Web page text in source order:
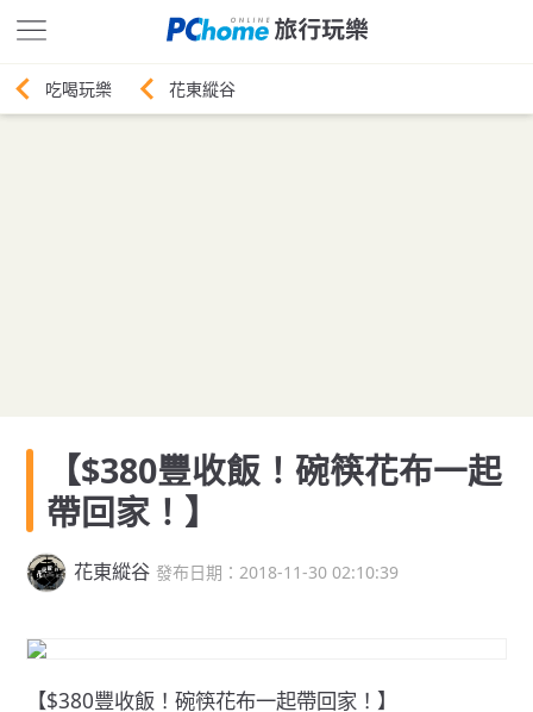
花東縱谷
【$380豐收飯！碗筷花布一起
帶回家！】
花東縱谷 發布日期：2018-11-30 02:10:39
【$380豐收飯！碗筷花布一起帶回家！】